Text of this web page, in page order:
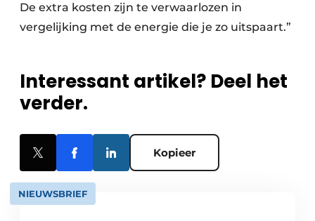
De extra kosten zijn te verwaar­lozen in
vergelijking met de energie die je zo uitspaart.”
Interessant artikel? Deel het
verder.
Kopieer
NIEUWSBRIEF